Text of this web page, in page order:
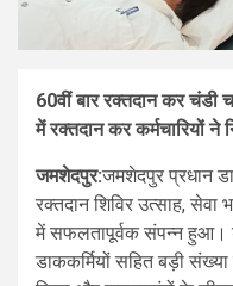
60वीं बार रक्तदान कर चंडी
में रक्तदान कर कर्मचारियों ने
जमशेदपुर:जमशेदपुर प्रधान
रक्तदान शिविर उत्साह, सेवा
में सफलतापूर्वक संपन्न हुआ।
डाककर्मियों सहित बड़ी